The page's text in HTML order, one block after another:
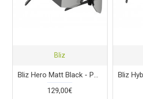
Bliz
Bliz Hero Matt Black - Polarized
129,00€